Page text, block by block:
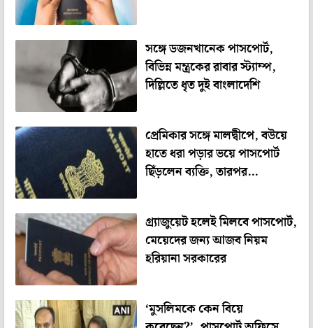
সঙ্গে ডজনখানেক পাসপোর্ট,
বিভিন্ন মন্ত্রকের রাবার স্ট্যাম্প,
দিল্লিতে ধৃত দুই বাংলাদেশি
প্রেমিকার সঙ্গে মালদ্বীপে, বউয়ে
হাতে ধরা পড়ার ভয়ে পাসপোর্ট
ছিঁড়লেন ব্যক্তি, তারপর…
গ্র্যাজুয়েট হলেই মিলবে পাসপোর্ট,
মেয়েদের জন্য আজব নিয়ম
হরিয়ানা সরকারের
‘মুসলিমকে কেন বিয়ে